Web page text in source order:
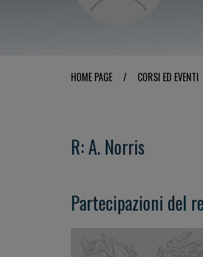
HOME PAGE / CORSI ED EVENTI
R: A. Norris
Partecipazioni del